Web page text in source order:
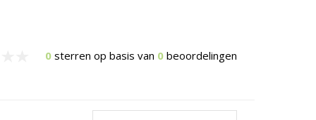
0 sterren op basis van 0 beoordelingen